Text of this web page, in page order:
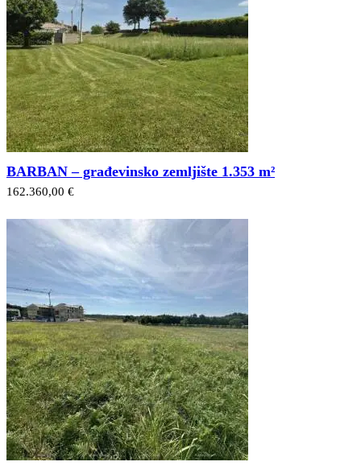
BARBAN – građevinsko zemljište 1.353 m²
162.360,00 €